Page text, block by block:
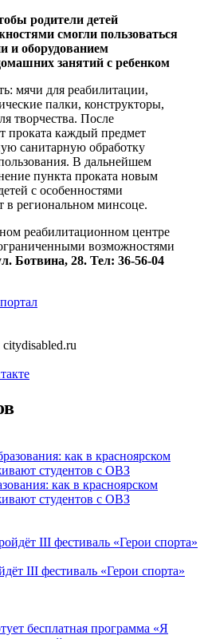
родители детей
смогли пользоваться
и оборудованием
занятий с ребенком
мячи для реабилитации,
палки, конструкторы,
творчества. После
проката каждый предмет
санитарную обработку
В дальнейшем
пункта проката новым
с особенностями
в региональном минсоце.
реабилитационном центре
возможностями
Ботвина, 28. Тел: 36-56-04
как в красноярском
студентов с ОВЗ
III фестиваль «Герои спорта»